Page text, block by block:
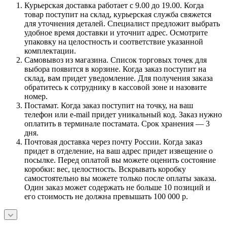
Курьерская доставка работает с 9.00 до 19.00. Когда
товар поступит на склад, курьерская служба свяжется
для уточнения деталей. Специалист предложит выбрать
удобное время доставки и уточнит адрес. Осмотрите
упаковку на целостность и соответствие указанной
комплектации.
Самовывоз из магазина. Список торговых точек для
выбора появится в корзине. Когда заказ поступит на
склад, вам придет уведомление. Для получения заказа
обратитесь к сотруднику в кассовой зоне и назовите
номер.
Постамат. Когда заказ поступит на точку, на ваш
телефон или e-mail придет уникальный код. Заказ нужно
оплатить в терминале постамата. Срок хранения — 3
дня.
Почтовая доставка через почту России. Когда заказ
придет в отделение, на ваш адрес придет извещение о
посылке. Перед оплатой вы можете оценить состояние
коробки: вес, целостность. Вскрывать коробку
самостоятельно вы можете только после оплаты заказа.
Один заказ может содержать не больше 10 позиций и
его стоимость не должна превышать 100 000 р.